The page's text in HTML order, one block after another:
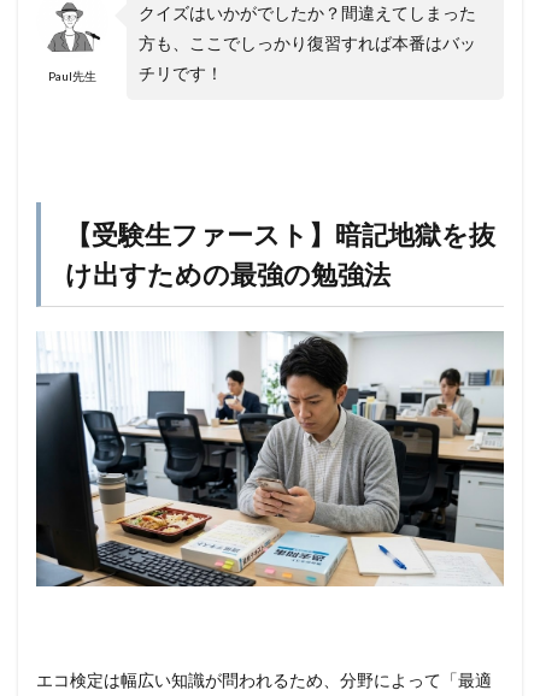
Paul先生
クイズはいかがでしたか？間違えてしまった
方も、ここでしっかり復習すれば本番はバッ
チリです！
【受験生ファースト】暗記地獄を抜
け出すための最強の勉強法
エコ検定は幅広い知識が問われるため、分野によって「最適